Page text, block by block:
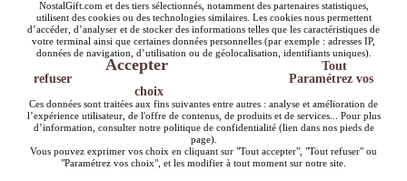
NostalGift.com et des tiers sélectionnés, notamment des partenaires statistiques,
utilisent des cookies ou des technologies similaires. Les cookies nous permettent
d’accéder, d’analyser et de stocker des informations telles que les caractéristiques de
votre terminal ainsi que certaines données personnelles (par exemple : adresses IP,
données de navigation, d’utilisation ou de géolocalisation, identifiants uniques).
Accepter
Tout
refuser
Paramétrez vos
choix
Ces données sont traitées aux fins suivantes entre autres : analyse et amélioration de
l’expérience utilisateur, de l'offre de contenus, de produits et de services... Pour plus
d’information, consulter notre politique de confidentialité (lien dans nos pieds de
page).
Vous pouvez exprimer vos choix en cliquant sur "Tout accepter", "Tout refuser" ou
"Paramétrez vos choix", et les modifier à tout moment sur notre site.